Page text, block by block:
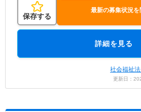
保存する
最新の募集状況
詳細を見る
社会福祉
更新日：